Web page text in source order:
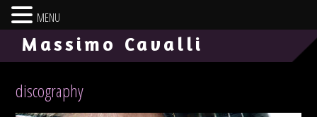
Massimo Cavalli
discography
MENU